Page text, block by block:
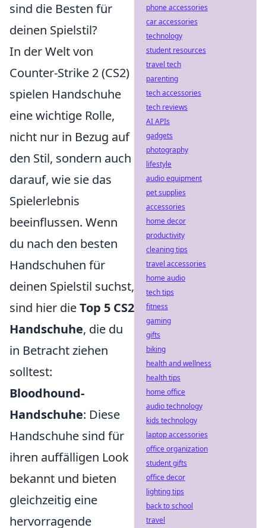
sind die Besten für
deinen Spielstil?
In der Welt von
Counter-Strike 2 (CS2)
spielen Handschuhe
eine wichtige Rolle,
nicht nur in Bezug auf
den Stil, sondern auch
darauf, wie sie das
Spielerlebnis
beeinflussen. Wenn
du nach den besten
Handschuhen für
deinen Spielstil suchst,
sind hier dieTop 5 CS2
Handschuhe, die du
in Betracht ziehen
solltest:
Bloodhound-
Handschuhe: Diese
Handschuhe sind für
ihren auffälligen Look
bekannt und bieten
gleichzeitig eine
hervorragende
phone accessories
car accessories
technology
student resources
travel tech
parenting
tech accessories
tech reviews
AI APIs
gadgets
photography
lifestyle
audio equipment
pet supplies
accessories
home decor
productivity
cleaning tips
travel accessories
home audio
tech tips
fitness
gaming
gifts
biking
health and wellness
health tips
home office
audio technology
kids technology
laptop accessories
office organization
student gifts
office decor
lighting tips
back to school
travel